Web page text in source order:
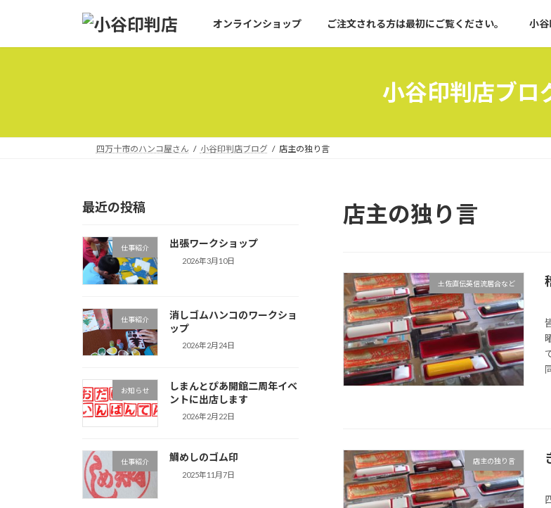
オンラインショップ ご注文される方は最初にご覧ください。 小
小谷印判店ブロ
四万十市のハンコ屋さん 小谷印判店ブログ 店主の独り言
店主の独り言
土佐直伝英信流居合など
店主の独り言
最近の投稿
仕事紹介 出張ワークショップ
2026年3月10日
仕事紹介
消しゴムハンコのワークショ
ップ
2026年2月24日
お知らせ
しまんとぴあ開館二周年イベ
ントに出店します
2026年2月22日
仕事紹介 鯛めしのゴム印
2025年11月7日